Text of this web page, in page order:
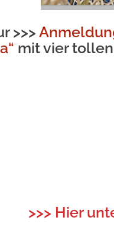
>>>
mit vier
>>> Hier